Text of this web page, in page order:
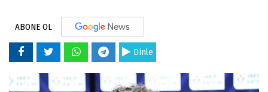
ABONE OL
Dinle